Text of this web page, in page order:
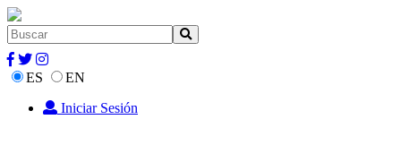
ES
EN
Iniciar Sesión